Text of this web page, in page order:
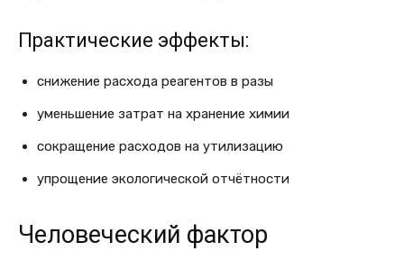
Практические эффекты:
снижение расхода реагентов в разы
уменьшение затрат на хранение химии
сокращение расходов на утилизацию
упрощение экологической отчётности
Человеческий фактор